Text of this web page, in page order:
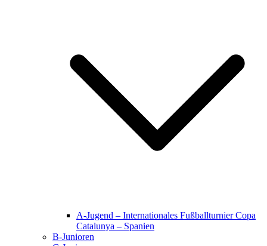
A-Jugend – Internationales Fußballturnier Copa
Catalunya – Spanien
B-Junioren